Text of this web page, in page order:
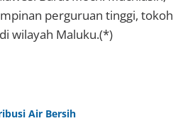
perguruan tinggi, tokoh
wilayah Maluku.(*)
Air Bersih